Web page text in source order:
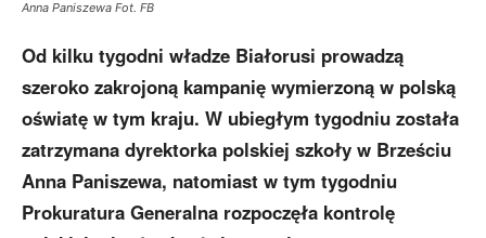
Anna Paniszewa Fot. FB
Od kilku tygodni władze Białorusi prowadzą
szeroko zakrojoną kampanię wymierzoną w polską
oświatę w tym kraju. W ubiegłym tygodniu została
zatrzymana dyrektorka polskiej szkoły w Brześciu
Anna Paniszewa, natomiast w tym tygodniu
Prokuratura Generalna rozpoczęła kontrolę